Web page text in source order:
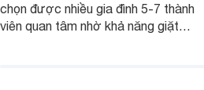
chọn được nhiều gia đình 5-7 thành
viên quan tâm nhờ khả năng giặt